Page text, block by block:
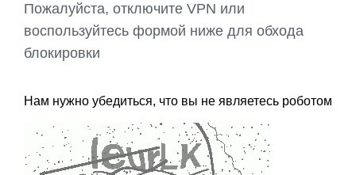
Пожалуйста, отключите VPN или
воспользуйтесь формой ниже для обхода
блокировки
Нам нужно убедиться, что вы не являетесь роботом